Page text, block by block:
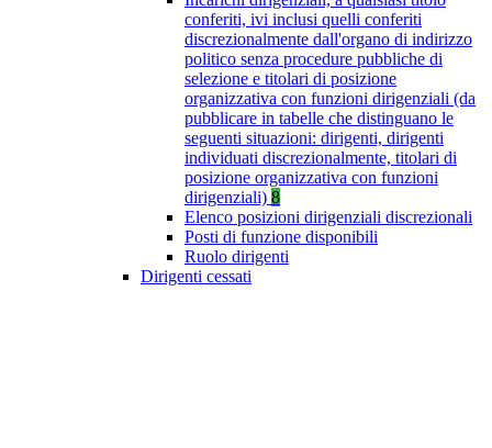
conferiti, ivi inclusi quelli conferiti
discrezionalmente dall'organo di indirizzo
politico senza procedure pubbliche di
selezione e titolari di posizione
organizzativa con funzioni dirigenziali (da
pubblicare in tabelle che distinguano le
seguenti situazioni: dirigenti, dirigenti
individuati discrezionalmente, titolari di
posizione organizzativa con funzioni
dirigenziali) 8
Elenco posizioni dirigenziali discrezionali
Posti di funzione disponibili
Ruolo dirigenti
Dirigenti cessati